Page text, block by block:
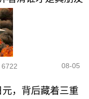
6722 08-05
，背后藏着三重